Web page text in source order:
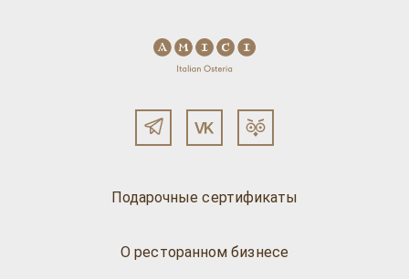
Подарочные сертификаты
О ресторанном бизнесе